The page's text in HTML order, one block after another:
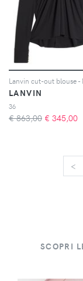
Lanvin cut-out blouse -
LANVIN
36
€ 863,00 € 345,00
<
SCOPRI